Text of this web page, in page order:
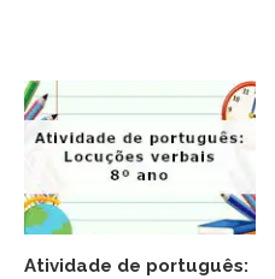
Atividade de português: